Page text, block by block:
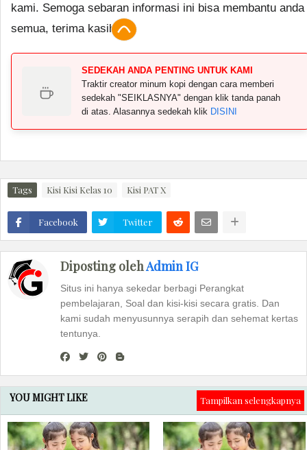
kami. Semoga sebaran informasi ini bisa membantu anda
semua, terima kasih.
SEDEKAH ANDA PENTING UNTUK KAMI
Traktir creator minum kopi dengan cara memberi
sedekah "SEIKLASNYA" dengan klik tanda panah
di atas. Alasannya sedekah klik DISINI
Tags Kisi Kisi Kelas 10 Kisi PAT X
Facebook Twitter
Diposting olehAdmin IG
Situs ini hanya sekedar berbagi Perangkat
pembelajaran, Soal dan kisi-kisi secara gratis. Dan
kami sudah menyusunnya serapih dan sehemat kertas
tentunya.
YOU MIGHT LIKE Tampilkan selengkapnya